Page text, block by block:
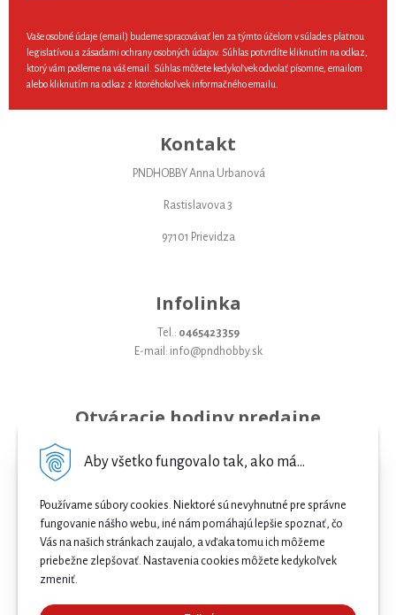
Aby všetko fungovalo tak, ako má...
Používame súbory cookies. Niektoré sú nevyhnutné pre správne
fungovanie nášho webu, iné nám pomáhajú lepšie spoznať, čo
Vás na našich stránkach zaujalo, a vďaka tomu ich môžeme
priebežne zlepšovať. Nastavenia cookies môžete kedykoľvek
zmeniť.
Vaše osobné údaje (email) budeme spracovávať len za týmto účelom v súlade s platnou
legislatívou a zásadami ochrany osobných údajov. Súhlas potvrdíte kliknutím na odkaz,
ktorý vám pošleme na váš email. Súhlas môžete kedykoľvek odvolať písomne, emailom
alebo kliknutím na odkaz z ktoréhokoľvek informačného emailu.
Kontakt
PNDHOBBY Anna Urbanová
Rastislavova 3
97101 Prievidza
Infolinka
Tel.: 0465423359
E-mail: info@pndhobby.sk
Otváracie hodiny predajne
Streda 09-17
Štvrtok 09-17
Sobota 09-12